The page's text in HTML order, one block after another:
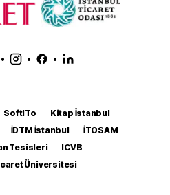
• • •
SoftITo
Kitap İstanbul
İDTM İstanbul
İTOSAM
Tesisleri
ICVB
Üniversitesi